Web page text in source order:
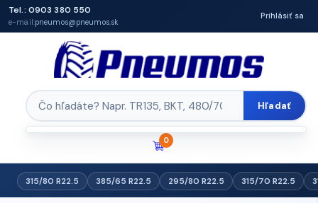
Tel.: 0903 380 550
e-mail:pneumos@pneumos.sk
Prihlásiť sa
Hľadať
0
315/80 R22.5 385/65 R22.5 295/80 R22.5 315/70 R22.5